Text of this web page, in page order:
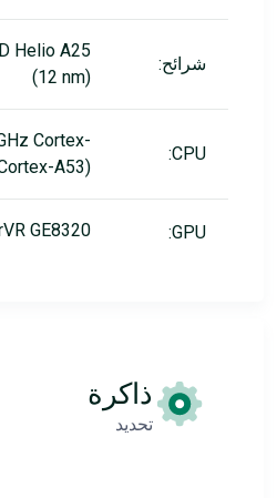
شرائح:
Helio A25
(12 nm)
CPU:
Cortex-
A53)
GPU:
GE8320
ذاكرة
تحديد